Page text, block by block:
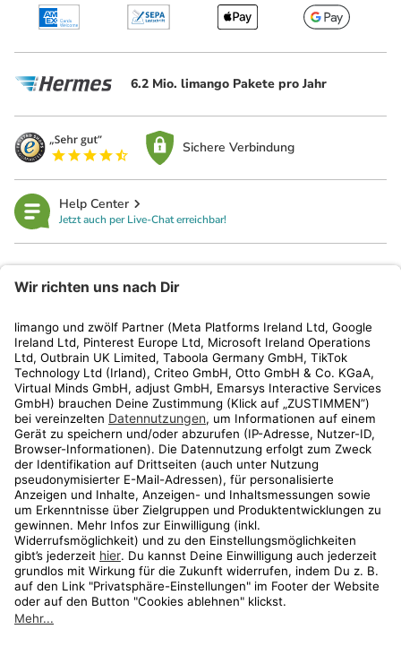
6.2 Mio. limango Pakete pro Jahr
Sichere Verbindung
Help Center
Jetzt auch per Live-Chat erreichbar!
Kundenservice
Shop
Aktionen
Travel